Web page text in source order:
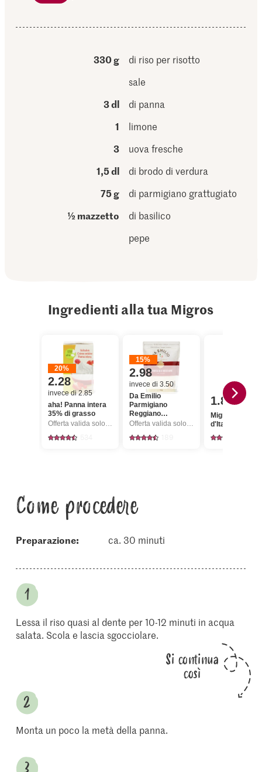
330 g
di riso per risotto
sale
3 dl
di panna
1
limone
3
uova fresche
1,5 dl
di brodo di verdura
75 g
di parmigiano grattugiato
½ mazzetto
di basilico
pepe
Ingredienti alla tua Migros
20%
2.28
invece di 2.85
aha! Panna intera
35% di grasso
Offerta valida solo dal 6.8 al 12.8.2026, fino a esaurimento dello stock.
15%
2.98
invece di 3.50
Da Emilio
Parmigiano
Reggiano
Formaggio
Offerta valida solo dal 6.8 al 12.8.2026, fino a esaurimento dello stock.
1.80
Migros Risotto
d'Italia
Come procedere
Preparazione: ca. 30 minuti
Lessa il riso quasi al dente per 10-12 minuti in acqua
salata. Scola e lascia sgocciolare.
Si continua
così
Monta un poco la metà della panna.